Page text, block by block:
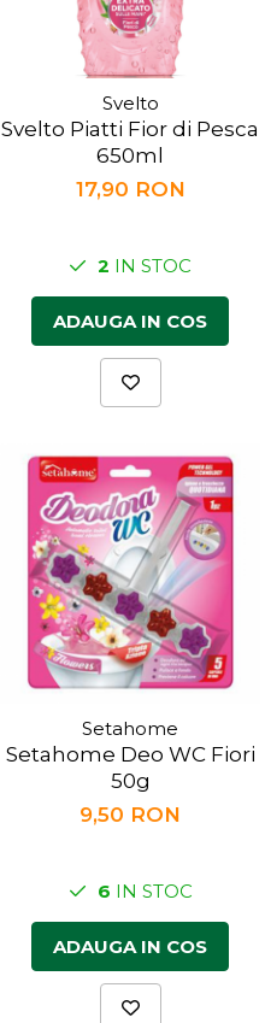
Svelto
Svelto Piatti Fior di Pesca
650ml
17,90 RON
2 IN STOC
ADAUGA IN COS
Setahome
Setahome Deo WC Fiori
50g
9,50 RON
6 IN STOC
ADAUGA IN COS